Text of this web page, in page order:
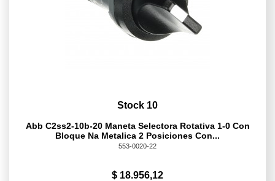
Stock 10
Abb C2ss2-10b-20 Maneta Selectora Rotativa 1-0 Con
Bloque Na Metalica 2 Posiciones Con...
553-0020-22
$ 18.956,12